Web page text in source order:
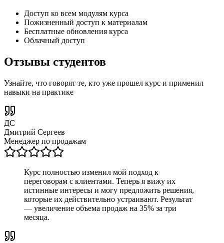
Доступ ко всем модулям курса
Пожизненный доступ к материалам
Бесплатные обновления курса
Облачный доступ
Отзывы студентов
Узнайте, что говорят те, кто уже прошел курс и применил
навыки на практике
ДС
Дмитрий Сергеев
Менеджер по продажам
Курс полностью изменил мой подход к
переговорам с клиентами. Теперь я вижу их
истинные интересы и могу предложить решения,
которые их действительно устраивают. Результат
— увеличение объема продаж на 35% за три
месяца.